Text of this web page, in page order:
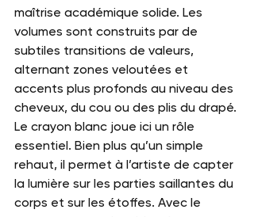
maîtrise académique solide. Les
volumes sont construits par de
subtiles transitions de valeurs,
alternant zones veloutées et
accents plus profonds au niveau des
cheveux, du cou ou des plis du drapé.
Le crayon blanc joue ici un rôle
essentiel. Bien plus qu’un simple
rehaut, il permet à l’artiste de capter
la lumière sur les parties saillantes du
corps et sur les étoffes. Avec le